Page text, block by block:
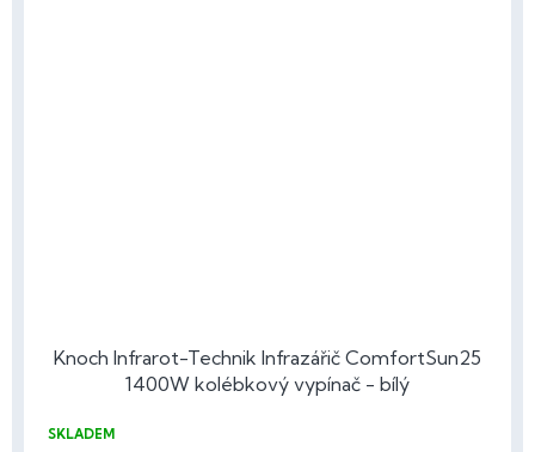
Knoch Infrarot-Technik Infrazářič ComfortSun25
1400W kolébkový vypínač - bílý
SKLADEM